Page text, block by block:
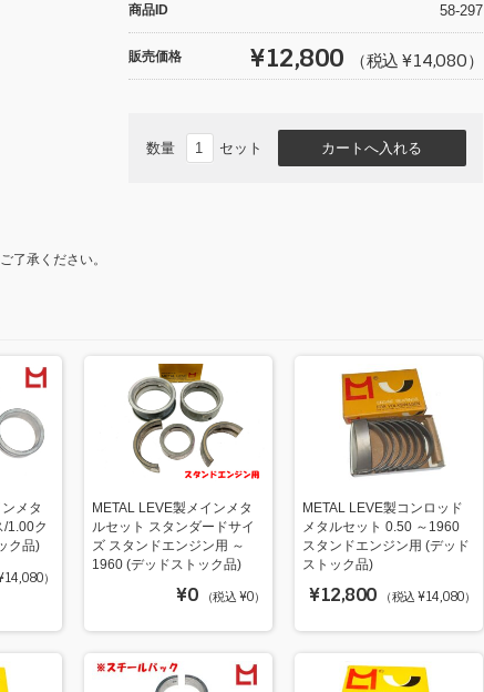
e
b
o
k
er
商品ID 58-297
販売価格 ¥12,800 （税込 ¥14,080）
数量 セット
了承ください。
メタ
/1.00ク
ク品)
）
METAL LEVE製メインメタ
ルセット スタンダードサイ
ズ スタンドエンジン用 ～
1960 (デッドストック品)
¥0 （税込 ¥0）
METAL LEVE製コンロッド
メタルセット 0.50 ～1960
スタンドエンジン用 (デッド
ストック品)
¥12,800 （税込 ¥14,080）